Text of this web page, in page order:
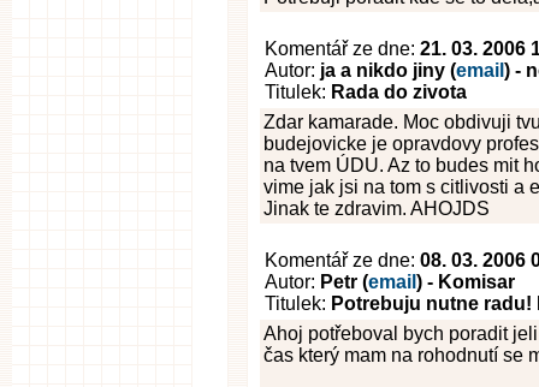
Komentář ze dne: 21. 03. 2006
Autor: ja a nikdo jiny (email ) -
Titulek: Rada do zivota
Zdar kamarade. Moc obdivuji
budejovicke je opravdovy
na tvem ÚDU. Az to budes mit
vime jak jsi na tom s citlivosti a
Jinak te zdravim. AHOJDS
Komentář ze dne: 08. 03. 2006
Autor: Petr (email ) - Komisar
Titulek: Potrebuju nutne radu!
Ahoj potřeboval bych poradit
čas který mam na rohodnutí se